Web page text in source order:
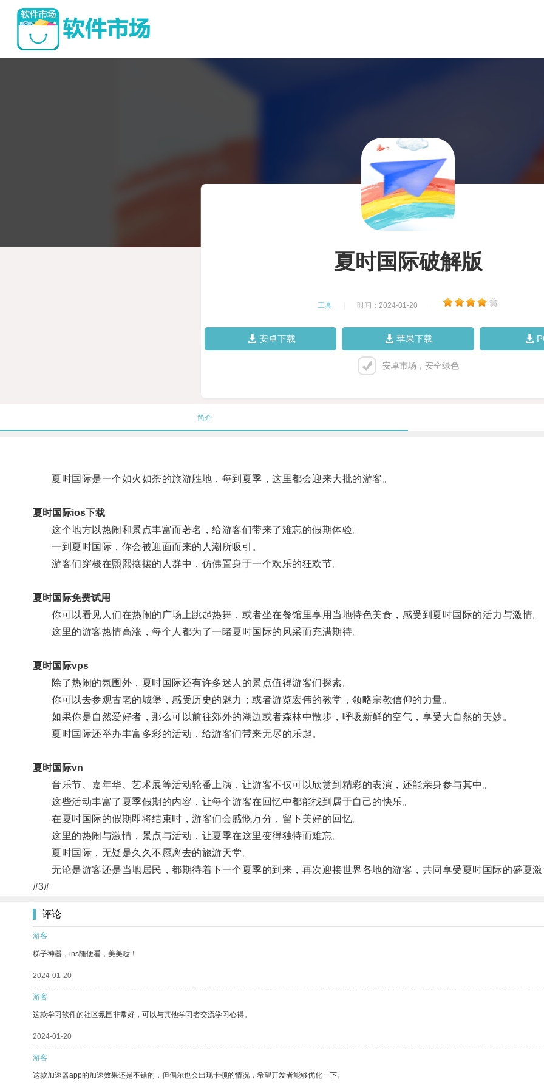
夏时国际破解版
工具 时间：2024-01-20
安卓下载 苹果下载
安卓市场，安全绿色
简介
夏时国际是一个如火如荼的旅游胜地，每到夏季，这里都会迎来大批的游客。
夏时国际ios下载
这个地方以热闹和景点丰富而著名，给游客们带来了难忘的假期体验。
一到夏时国际，你会被迎面而来的人潮所吸引。
游客们穿梭在熙熙攘攘的人群中，仿佛置身于一个欢乐的狂欢节。
夏时国际免费试用
你可以看见人们在热闹的广场上跳起热舞，或者坐在餐馆里享用当地特色美食，感受到夏时国际的活力与激情。
这里的游客热情高涨，每个人都为了一睹夏时国际的风采而充满期待。
夏时国际vps
除了热闹的氛围外，夏时国际还有许多迷人的景点值得游客们探索。
你可以去参观古老的城堡，感受历史的魅力；或者游览宏伟的教堂，领略宗教信仰的力量。
如果你是自然爱好者，那么可以前往郊外的湖边或者森林中散步，呼吸新鲜的空气，享受大自然的美妙。
夏时国际还举办丰富多彩的活动，给游客们带来无尽的乐趣。
夏时国际vn
音乐节、嘉年华、艺术展等活动轮番上演，让游客不仅可以欣赏到精彩的表演，还能亲身参与其中。
这些活动丰富了夏季假期的内容，让每个游客在回忆中都能找到属于自己的快乐。
在夏时国际的假期即将结束时，游客们会感慨万分，留下美好的回忆。
这里的热闹与激情，景点与活动，让夏季在这里变得独特而难忘。
夏时国际，无疑是久久不愿离去的旅游天堂。
无论是游客还是当地居民，都期待着下一个夏季的到来，再次迎接世界各地的游客，共同享受夏时国际的盛夏激
#3#
评论
游客
梯子神器，ins随便看，美美哒！
2024-01-20
游客
这款学习软件的社区氛围非常好，可以与其他学习者交流学习心得。
2024-01-20
游客
这款加速器app的加速效果还是不错的，但偶尔也会出现卡顿的情况，希望开发者能够优化一下。